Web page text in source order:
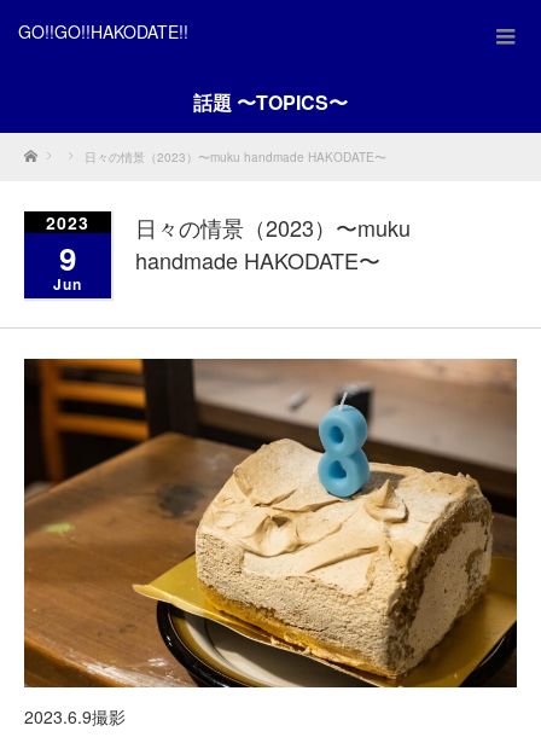
GO!!GO!!HAKODATE!!
話題 〜TOPICS〜
Home 日々の情景（2023）〜muku handmade HAKODATE〜
2023
9
Jun
日々の情景（2023）〜muku
handmade HAKODATE〜
2023.6.9撮影